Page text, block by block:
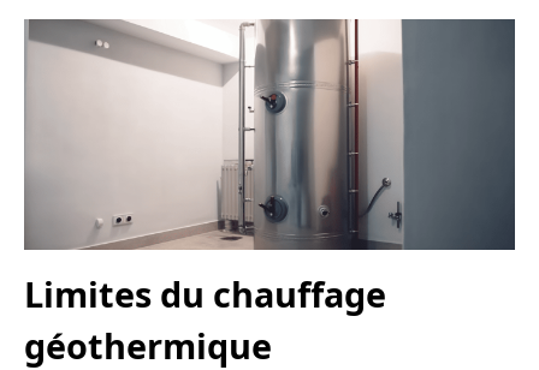
Limites du chauffage
géothermique